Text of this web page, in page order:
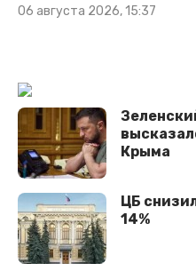
06 августа 2026, 15:37
Крыма
ЦБ
14%